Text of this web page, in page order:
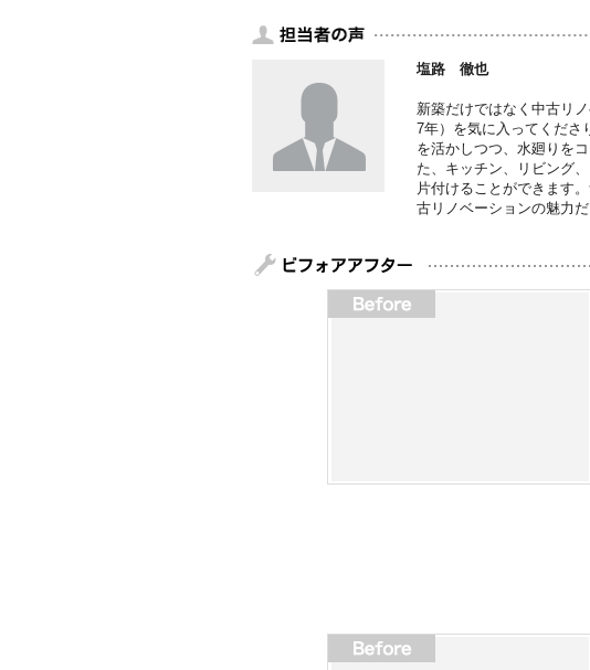
塩路 徹也
新築だけではなく中古リ
7年）を気に入ってくださ
を活かしつつ、水廻りを
た、キッチン、リビング
片付けることができます
古リノベーションの魅力だ